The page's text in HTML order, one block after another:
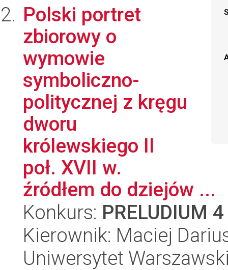
Polski portret
zbiorowy o
wymowie
symboliczno-
politycznej z kręgu
dworu
królewskiego II
poł. XVII w.
źródłem do dziejów ...
Konkurs: PRELUDIUM 4
Kierownik: Maciej
Uniwersytet